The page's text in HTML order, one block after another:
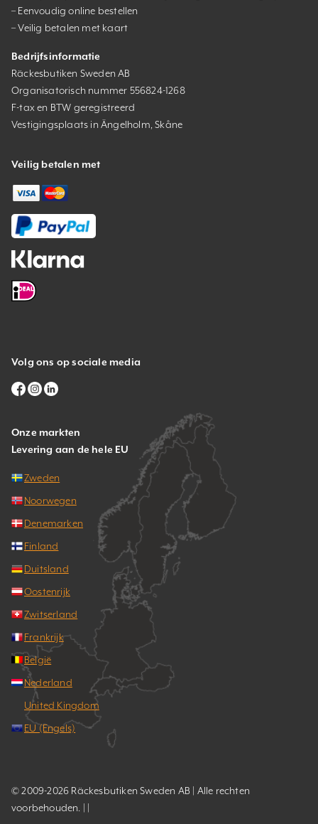
– Eenvoudig online bestellen
– Veilig betalen met kaart
Bedrijfsinformatie
Räckesbutiken Sweden AB
Organisatorisch nummer 556824-1268
F-tax en BTW geregistreerd
Vestigingsplaats in Ängelholm, Skåne
Veilig betalen met
Volg ons op sociale media
Onze markten
Levering aan de hele EU
Zweden
Noorwegen
Denemarken
Finland
Duitsland
Oostenrijk
Zwitserland
Frankrijk
België
Nederland
United Kingdom
EU (Engels)
© 2009-2026 Räckesbutiken Sweden AB | Alle rechten
voorbehouden. | |